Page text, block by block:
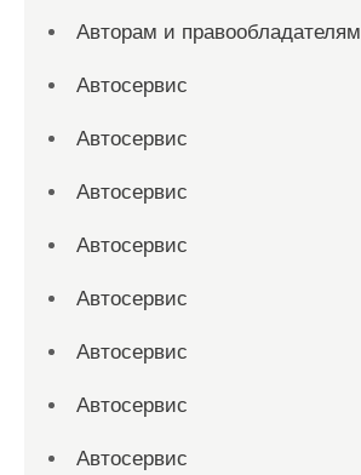
Авторам и правообладателям
Автосервис
Автосервис
Автосервис
Автосервис
Автосервис
Автосервис
Автосервис
Автосервис